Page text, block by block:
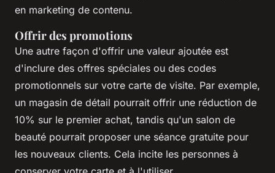
en marketing de contenu.
Offrir des promotions
Une autre façon d'offrir une valeur ajoutée est
d'inclure des offres spéciales ou des codes
promotionnels sur votre carte de visite. Par exemple,
un magasin de détail pourrait offrir une réduction de
10% sur le premier achat, tandis qu'un salon de
beauté pourrait proposer une séance gratuite pour
les nouveaux clients. Cela incite les personnes à